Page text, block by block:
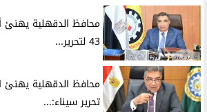
محافظ الدقهلية يهنئ
43 لتحرير...
محافظ الدقهلية
تحرير سيناء:...